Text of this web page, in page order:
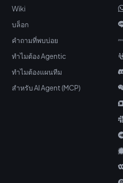
Wiki
บล็อก
คำถามที่พบบ่อย
ทำไมต้อง Agentic
ทำไมต้องแผนทีม
สำหรับ AI Agent (MCP)